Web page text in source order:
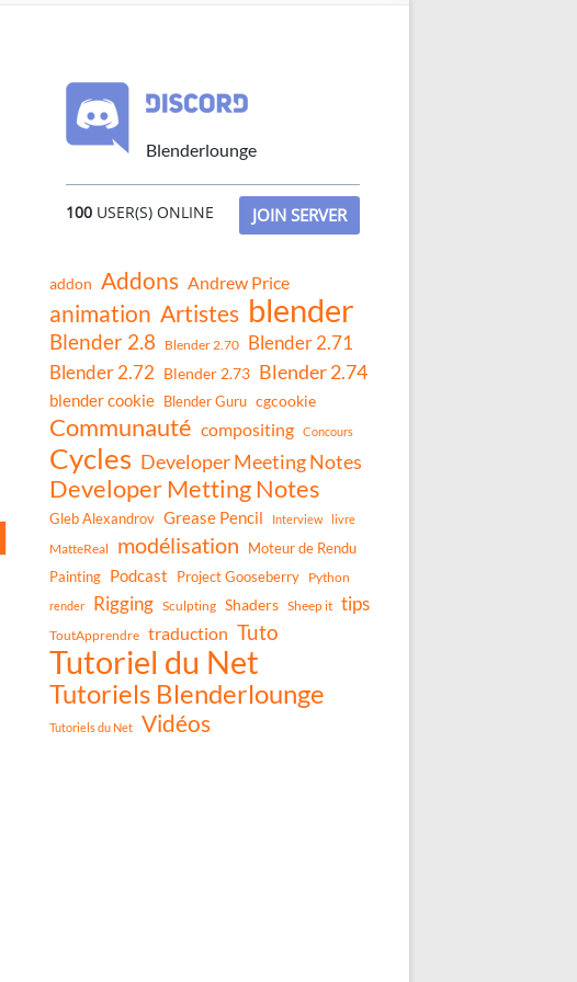
Blenderlounge
100USER(S) ONLINE JOIN SERVER
addon Addons Andrew Price
animation Artistes blender
Blender 2.8 Blender 2.70
Blender 2.71
Blender 2.72 Blender 2.73 Blender 2.74
blender cookie Blender Guru cgcookie
Communauté compositing Concours
Cycles Developer Meeting Notes
Developer Metting Notes
Gleb Alexandrov Grease Pencil Interview livre
MatteReal modélisation
Moteur de Rendu
Painting Podcast Project Gooseberry Python
render Rigging Sculpting Shaders Sheep it tips
ToutApprendre traduction Tuto
Tutoriel du Net
Tutoriels Blenderlounge
Tutoriels du Net Vidéos